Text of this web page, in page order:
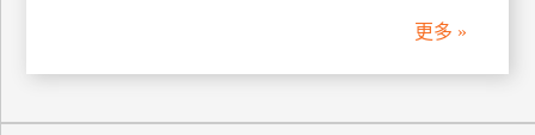
更多 »